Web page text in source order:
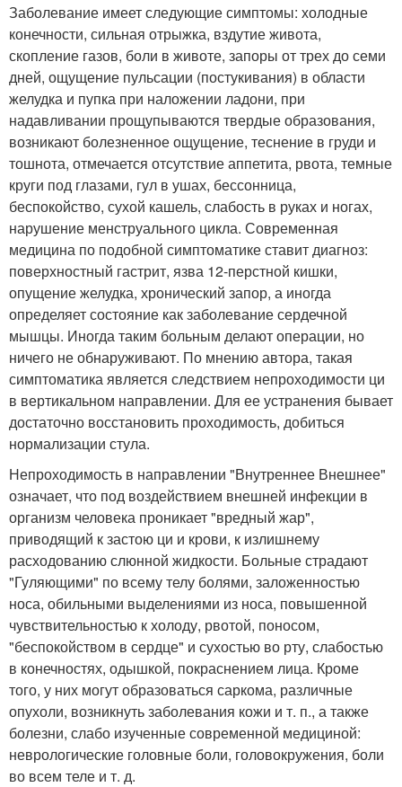
Заболевание имеет следующие симптомы: холодные
конечности, сильная отрыжка, вздутие живота,
скопление газов, боли в животе, запоры от трех до семи
дней, ощущение пульсации (постукивания) в области
желудка и пупка при наложении ладони, при
надавливании прощупываются твердые образования,
возникают болезненное ощущение, теснение в груди и
тошнота, отмечается отсутствие аппетита, рвота, темные
круги под глазами, гул в ушах, бессонница,
беспокойство, сухой кашель, слабость в руках и ногах,
нарушение менструального цикла. Современная
медицина по подобной симптоматике ставит диагноз:
поверхностный гастрит, язва 12-перстной кишки,
опущение желудка, хронический запор, а иногда
определяет состояние как заболевание сердечной
мышцы. Иногда таким больным делают операции, но
ничего не обнаруживают. По мнению автора, такая
симптоматика является следствием непроходимости ци
в вертикальном направлении. Для ее устранения бывает
достаточно восстановить проходимость, добиться
нормализации стула.
Непроходимость в направлении "Внутреннее Внешнее"
означает, что под воздействием внешней инфекции в
организм человека проникает "вредный жар",
приводящий к застою ци и крови, к излишнему
расходованию слюнной жидкости. Больные страдают
"Гуляющими" по всему телу болями, заложенностью
носа, обильными выделениями из носа, повышенной
чувствительностью к холоду, рвотой, поносом,
"беспокойством в сердце" и сухостью во рту, слабостью
в конечностях, одышкой, покраснением лица. Кроме
того, у них могут образоваться саркома, различные
опухоли, возникнуть заболевания кожи и т. п., а также
болезни, слабо изученные современной медициной:
неврологические головные боли, головокружения, боли
во всем теле и т. д.